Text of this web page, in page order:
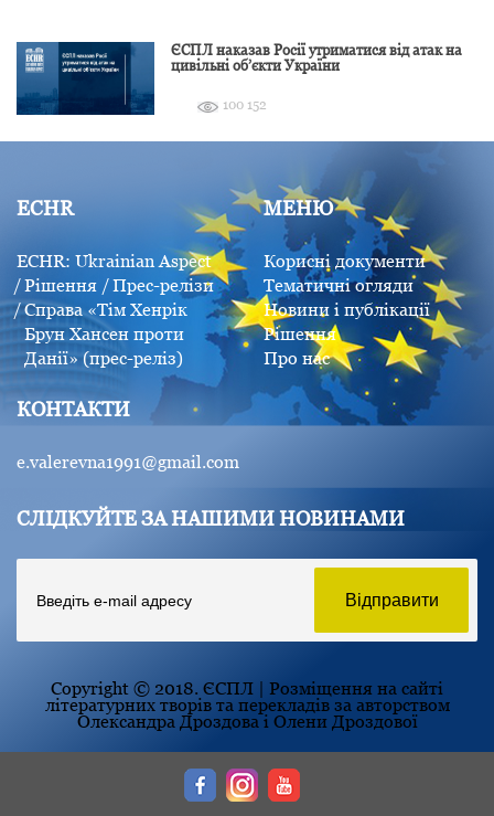
ЄСПЛ наказав Росії утриматися від атак на
цивільні об’єкти України
100 152
ECHR
ECHR: Ukrainian Aspect
Рішення
Прес-релізи
Справа «Тім Хенрік
Брун Хансен проти
Данії» (прес-реліз)
МЕНЮ
Корисні документи
Тематичні огляди
Новини і публікації
Рішення
Про нас
КОНТАКТИ
e.valerevna1991@gmail.com
СЛІДКУЙТЕ ЗА НАШИМИ НОВИНАМИ
Copyright © 2018. ЄСПЛ | Розміщення на сайті
літературних творів та перекладів за авторством
Олександра Дроздова і Олени Дроздової